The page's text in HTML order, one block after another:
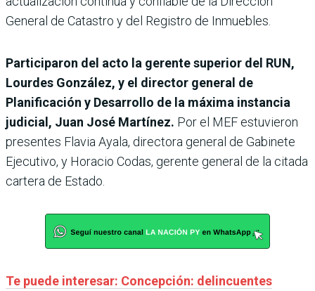
General de Catastro y del Registro de Inmuebles.
Participaron del acto la gerente superior del RUN,
Lourdes González, y el director general de
Planificación y Desarrollo de la máxima instancia
judicial, Juan José Martínez. Por el MEF estuvieron
presentes Flavia Ayala, directora general de Gabinete
Ejecutivo, y Horacio Codas, gerente general de la citada
cartera de Estado.
Te puede interesar: Concepción: delincuentes